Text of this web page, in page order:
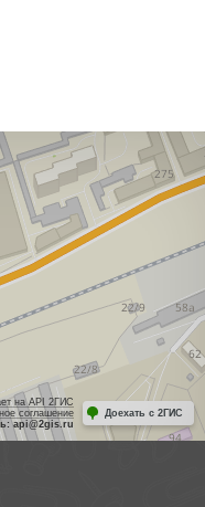
на API 2ГИС
соглашение
api@2gis.ru
Доехать с 2ГИС